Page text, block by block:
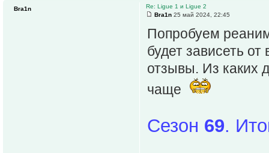
Re: Ligue 1 и Ligue 2
Bra1n 25 май 2024, 22:45
Попробуем
будет зависеть
отзывы. Из каких
чаще
Сезон 69.
Bra1n